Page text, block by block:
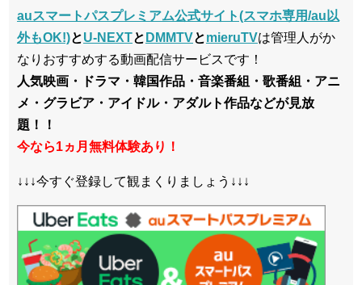
auスマートパスプレミアム公式サイト(スマホ専用/au以
外もOK!)とU-NEXTと DMMTVとmieruTVは管理人がか
なりおすすめする動画配信サービスです！
人気映画・ドラマ・韓国作品・音楽番組・歌番組・アニ
メ・グラビア・アイドル・アダルト作品などが見放
題！！
今なら1ヵ月無料体験あり！
↓↓↓今すぐ登録して観まくりましょう↓↓↓